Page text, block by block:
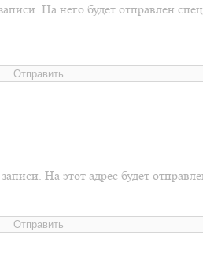
На него будет отправлен
Отправить
На этот адрес будет
Отправить